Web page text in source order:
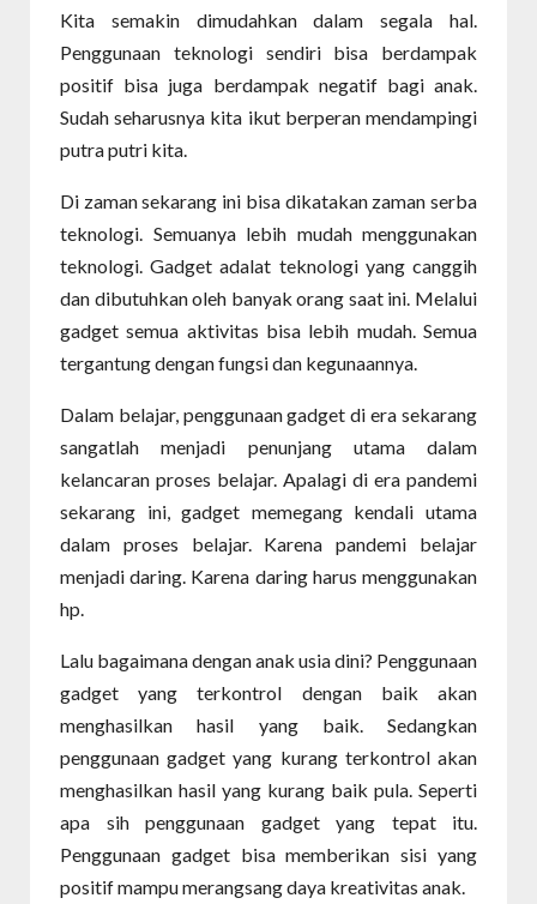
Kita semakin dimudahkan dalam segala hal.
Penggunaan teknologi sendiri bisa berdampak
positif bisa juga berdampak negatif bagi anak.
Sudah seharusnya kita ikut berperan mendampingi
putra putri kita.
Di zaman sekarang ini bisa dikatakan zaman serba
teknologi. Semuanya lebih mudah menggunakan
teknologi. Gadget adalat teknologi yang canggih
dan dibutuhkan oleh banyak orang saat ini. Melalui
gadget semua aktivitas bisa lebih mudah. Semua
tergantung dengan fungsi dan kegunaannya.
Dalam belajar, penggunaan gadget di era sekarang
sangatlah menjadi penunjang utama dalam
kelancaran proses belajar. Apalagi di era pandemi
sekarang ini, gadget memegang kendali utama
dalam proses belajar. Karena pandemi belajar
menjadi daring. Karena daring harus menggunakan
hp.
Lalu bagaimana dengan anak usia dini? Penggunaan
gadget yang terkontrol dengan baik akan
menghasilkan hasil yang baik. Sedangkan
penggunaan gadget yang kurang terkontrol akan
menghasilkan hasil yang kurang baik pula. Seperti
apa sih penggunaan gadget yang tepat itu.
Penggunaan gadget bisa memberikan sisi yang
positif mampu merangsang daya kreativitas anak.